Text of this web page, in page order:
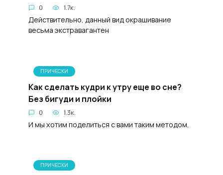
0 1.7к.
Действительно, данный вид окрашивание
весьма экстравагантен
ПРИЧЕСКИ
Как сделать кудри к утру еще во сне?
Без бигуди и плойки
0 1.3к.
И мы хотим поделиться с вами таким методом.
ПРИЧЕСКИ